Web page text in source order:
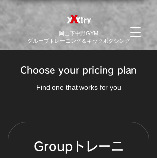
​岡山下中野GYM
グループトレーニング＆キックボクシング
Choose your pricing plan
Find one that works for you
Groupトレーニ